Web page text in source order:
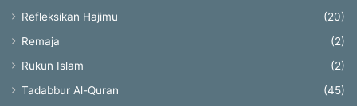
Refleksikan Hajimu
(20)
Remaja
(2)
Rukun Islam
(2)
Tadabbur Al-Quran
(45)